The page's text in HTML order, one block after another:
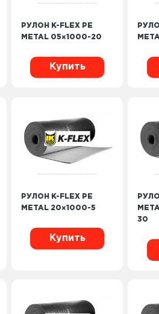
РУЛОН K-FLEX PE
METAL 05×1000-20
Купить
РУЛОН K-FLEX PE
METAL 20×1000-5
Купить
30